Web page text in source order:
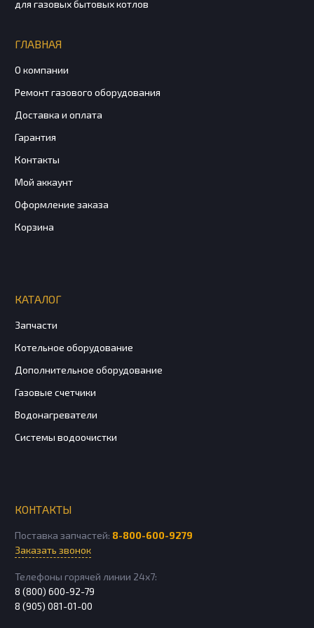
для газовых бытовых котлов
ГЛАВНАЯ
О компании
Ремонт газового оборудования
Доставка и оплата
Гарантия
Контакты
Мой аккаунт
Оформление заказа
Корзина
КАТАЛОГ
Запчасти
Котельное оборудование
Дополнительное оборудование
Газовые счетчики
Водонагреватели
Системы водоочистки
КОНТАКТЫ
Поставка запчастей: 8-800-600-9279
Заказать звонок
Телефоны горячей линии 24х7:
8 (800) 600-92-79
8 (905) 081-01-00